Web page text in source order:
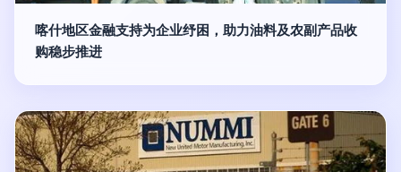
喀什地区金融支持为企业纾困，助力油料及农副产品收
购稳步推进